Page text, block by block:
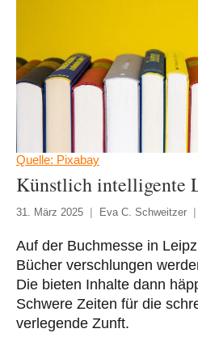
Quelle: Pixabay
Künstlich intelligente
31. März 2025 Eva C. Schweitzer
Auf der Buchmesse in
Bücher verschlungen
Die bieten Inhalte dann
Schwere Zeiten für die
verlegende Zunft.